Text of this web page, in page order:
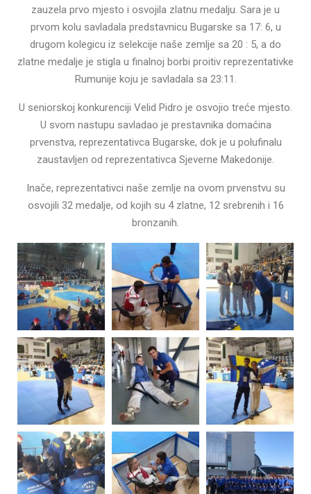
zauzela prvo mjesto i osvojila zlatnu medalju. Sara je u
prvom kolu savladala predstavnicu Bugarske sa 17: 6, u
drugom kolegicu iz selekcije naše zemlje sa 20 : 5, a do
zlatne medalje je stigla u finalnoj borbi proitiv reprezentativke
Rumunije koju je savladala sa 23:11.
U seniorskoj konkurenciji Velid Pidro je osvojio treće mjesto.
U svom nastupu savladao je prestavnika domaćina
prvenstva, reprezentativca Bugarske, dok je u polufinalu
zaustavljen od reprezentativca Sjeverne Makedonije.
Inače, reprezentativci naše zemlje na ovom prvenstvu su
osvojili 32 medalje, od kojih su 4 zlatne, 12 srebrenih i 16
bronzanih.